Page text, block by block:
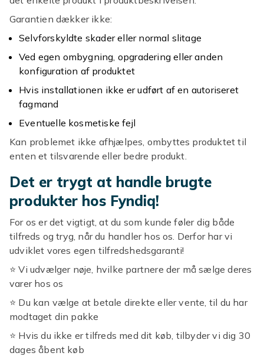
Garantien dækker ikke:
Selvforskyldte skader eller normal slitage
Ved egen ombygning, opgradering eller anden
konfiguration af produktet
Hvis installationen ikke er udført af en autoriseret
fagmand
Eventuelle kosmetiske fejl
Kan problemet ikke afhjælpes, ombyttes produktet til
enten et tilsvarende eller bedre produkt.
Det er trygt at handle brugte
produkter hos Fyndiq!
For os er det vigtigt, at du som kunde føler dig både
tilfreds og tryg, når du handler hos os. Derfor har vi
udviklet vores egen tilfredshedsgaranti!
⭐️ Vi udvælger nøje, hvilke partnere der må sælge deres
varer hos os
⭐️ Du kan vælge at betale direkte eller vente, til du har
modtaget din pakke
⭐️ Hvis du ikke er tilfreds med dit køb, tilbyder vi dig 30
dages åbent køb